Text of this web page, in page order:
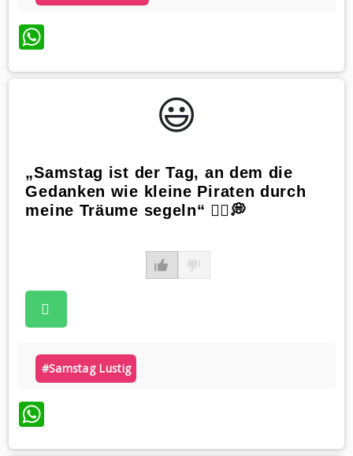
WhatsApp
😃️
„Samstag ist der Tag, an dem die
Gedanken wie kleine Piraten durch
meine Träume segeln“ 🏴‍☠️💭
#samstag Lustig
WhatsApp